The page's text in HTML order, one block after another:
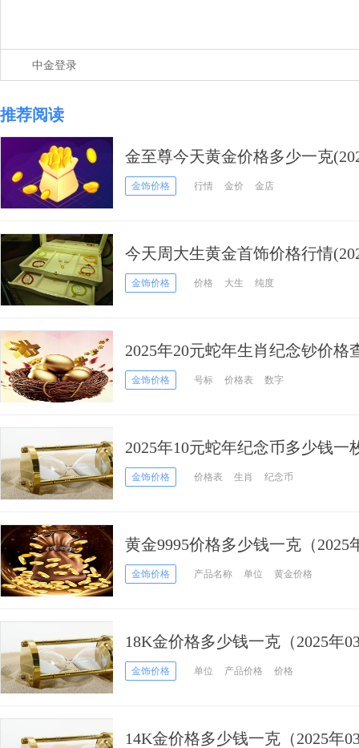
中金登录
推荐阅读
金至尊今天黄金价格多少一克
金饰价格 行情 金价 金店
今天周大生黄金首饰价格行情
金饰价格 价格 大生 纯度
2025年20元蛇年生肖纪念钞价格
金饰价格 号标 价格表 数字
2025年10元蛇年纪念币多少钱一
金饰价格 价格表 生肖 纪念币
黄金9995价格多少钱一克（2025
金饰价格 产品名称 单位 黄金价格
18K金价格多少钱一克（2025年
金饰价格 单位 产品价格 价格
14K金价格多少钱一克（2025年